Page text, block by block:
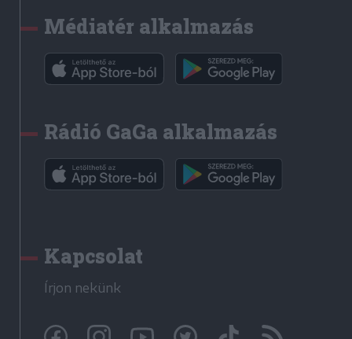
Médiatér alkalmazás
Rádió GaGa alkalmazás
Kapcsolat
Írjon nekünk